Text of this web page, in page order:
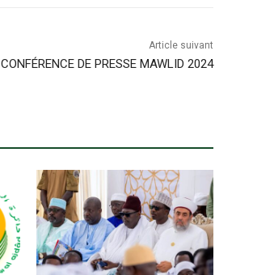
Article suivant
CONFÉRENCE DE PRESSE MAWLID 2024